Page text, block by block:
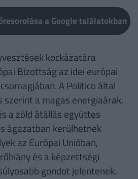
a Google találatokban
kockázatára
Bizottság az idei európai
A Politico által
a magas energiaárak,
a zöld átállás együttes
ágazatban kerülhetnek
az Európai Unióban,
és a képzettségi
gondot jelentenek.